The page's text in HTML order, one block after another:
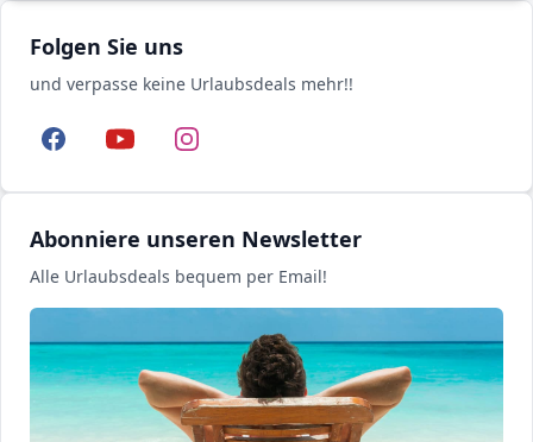
Folgen Sie uns
und verpasse keine Urlaubsdeals mehr!!
FacebookYouTubeInstagram
Abonniere unseren Newsletter
Alle Urlaubsdeals bequem per Email!